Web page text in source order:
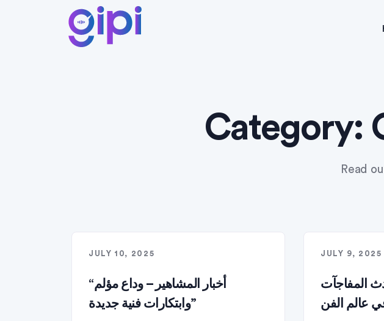
Category:
Read
JULY 10, 2025
“أخبار المشاهير – وداع مؤلم
وابتكارات فنية جديدة”
JULY 9, 2025
المفاجآت
عالم الفن